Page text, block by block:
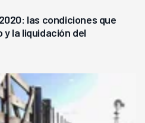
las condiciones que
y la liquidación del